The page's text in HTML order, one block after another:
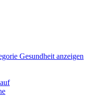
Gesundheit anzeigen